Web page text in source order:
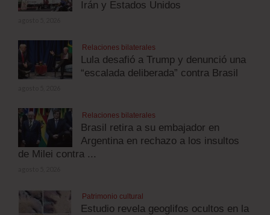
Irán y Estados Unidos
Relaciones bilaterales
Lula desafió a Trump y denunció una
“escalada deliberada” contra Brasil
Relaciones bilaterales
Brasil retira a su embajador en
Argentina en rechazo a los insultos
de Milei contra ...
Patrimonio cultural
Estudio revela geoglifos ocultos en la